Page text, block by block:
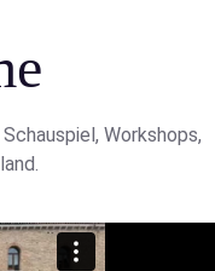
Workshops,